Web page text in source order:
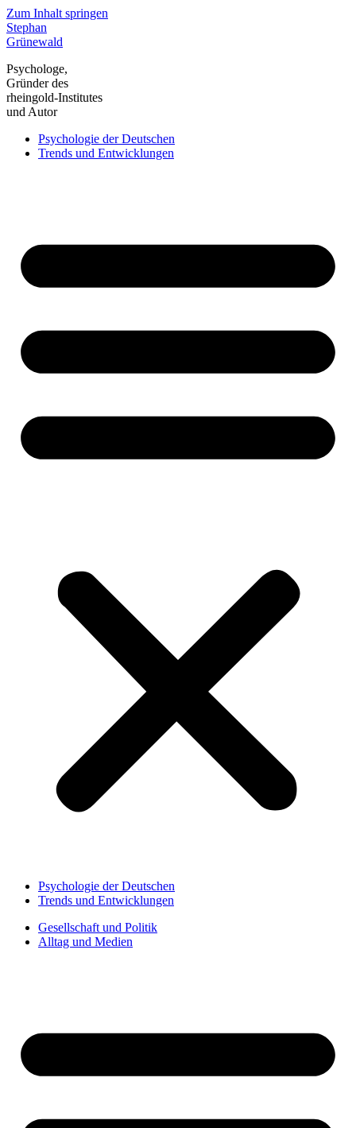
Zum Inhalt springen
Stephan
Grünewald
Psychologe,
Gründer des
rheingold-Institutes
und Autor
Psychologie der Deutschen
Trends und Entwicklungen
Psychologie der Deutschen
Trends und Entwicklungen
Gesellschaft und Politik
Alltag und Medien